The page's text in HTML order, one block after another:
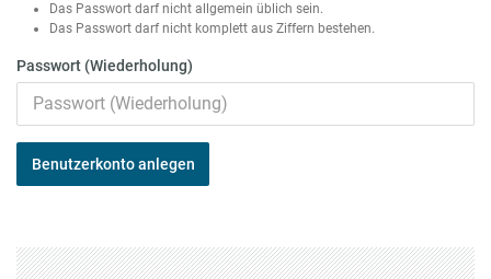
Das Passwort darf nicht allgemein üblich sein.
Das Passwort darf nicht komplett aus Ziffern bestehen.
Passwort (Wiederholung)
Benutzerkonto anlegen